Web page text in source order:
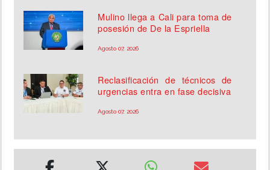
Mulino llega a Cali para toma de
posesión de De la Espriella
Agosto 07, 2026
Reclasificación de técnicos de
urgencias entra en fase decisiva
Agosto 07, 2026